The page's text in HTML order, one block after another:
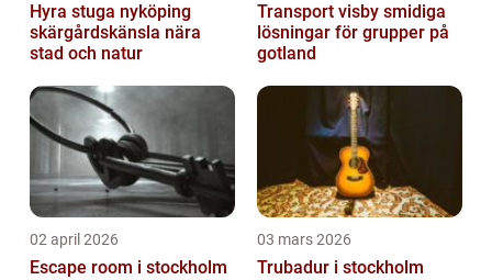
Hyra stuga nyköping
skärgårdskänsla nära
stad och natur
Transport visby smidiga
lösningar för grupper på
gotland
02 april 2026
Escape room i stockholm
03 mars 2026
Trubadur i stockholm